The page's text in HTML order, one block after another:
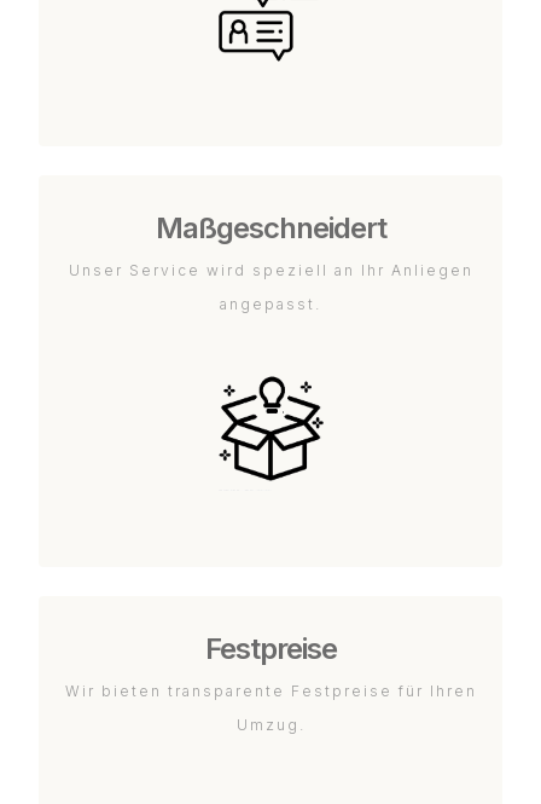
Maßgeschneidert
Unser Service wird speziell an Ihr Anliegen
angepasst.
Festpreise
Wir bieten transparente Festpreise für Ihren
Umzug.